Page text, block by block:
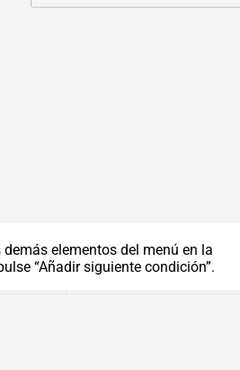
elementos del menú en la
“Añadir siguiente condición”.